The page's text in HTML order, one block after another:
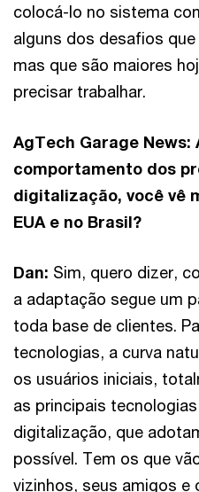
colocá-lo no sistema
alguns dos desafios
mas que são maiores
precisar trabalhar.
AgTech Garage News:
comportamento dos
digitalização, você vê
EUA e no Brasil?
Dan: Sim, quero dizer,
a adaptação segue um
toda base de clientes.
tecnologias, a curva
os usuários iniciais,
as principais
digitalização, que
possível. Tem os que
vizinhos, seus amigos e